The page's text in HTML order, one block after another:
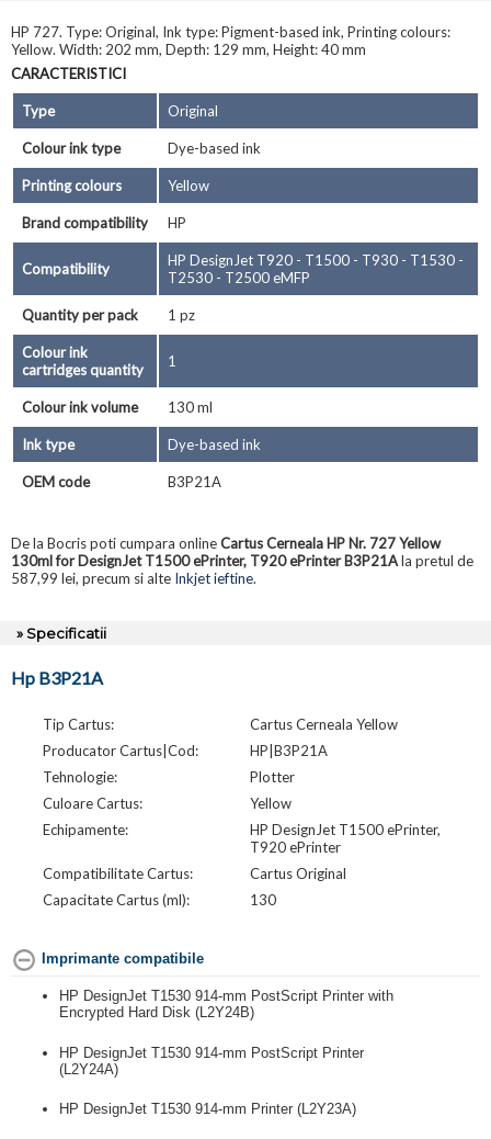
HP 727. Type: Original, Ink type: Pigment-based ink, Printing colours:
Yellow. Width: 202 mm, Depth: 129 mm, Height: 40 mm
CARACTERISTICI
Type Original
Colour ink type Dye-based ink
Printing colours Yellow
Brand compatibility HP
Compatibility
HP DesignJet T920 - T1500 - T930 - T1530 -
T2530 - T2500 eMFP
Quantity per pack 1 pz
Colour ink
cartridges quantity
1
Colour ink volume 130 ml
Ink type Dye-based ink
OEM code B3P21A
De la Bocris poti cumpara onlineCartus Cerneala HP Nr. 727 Yellow
130ml for DesignJet T1500 ePrinter, T920 ePrinter B3P21Ala pretul de
587,99 lei, precum si alte Inkjet ieftine.
» Specificatii
Hp B3P21A
Tip Cartus:
Cartus Cerneala Yellow
Producator Cartus|Cod:
HP|B3P21A
Tehnologie:
Plotter
Culoare Cartus:
Yellow
Echipamente:
HP DesignJet T1500 ePrinter,
T920 ePrinter
Compatibilitate Cartus:
Cartus Original
Capacitate Cartus (ml):
130
Imprimante compatibile
HP DesignJet T1530 914-mm PostScript Printer with
Encrypted Hard Disk (L2Y24B)
HP DesignJet T1530 914-mm PostScript Printer
(L2Y24A)
HP DesignJet T1530 914-mm Printer (L2Y23A)